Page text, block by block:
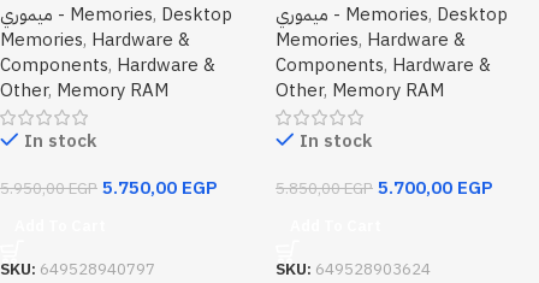
ميموري - Memories, Desktop
Memories, Hardware &
Components, Hardware &
Other, Memory RAM
In stock
5.950,00EGP5.750,00 EGP
SKU: 649528940797
ميموري - Memories, Desktop
Memories, Hardware &
Components, Hardware &
Other, Memory RAM
In stock
5.850,00EGP5.700,00 EGP
SKU: 649528903624